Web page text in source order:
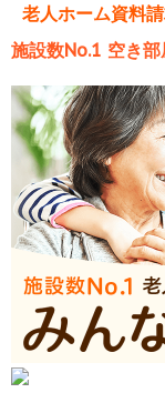
老人ホーム資料
施設数No.1 空き部